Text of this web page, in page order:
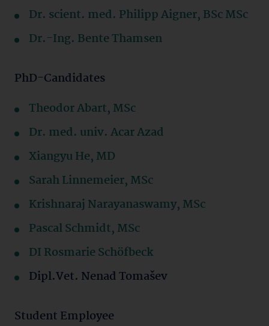
Dr. scient. med. Philipp Aigner, BSc MSc
Dr.-Ing. Bente Thamsen
PhD-Candidates
Theodor Abart, MSc
Dr. med. univ. Acar Azad
Xiangyu He, MD
Sarah Linnemeier, MSc
Krishnaraj Narayanaswamy, MSc
Pascal Schmidt, MSc
DI Rosmarie Schöfbeck
Dipl.Vet. Nenad Tomašev
Student Employee